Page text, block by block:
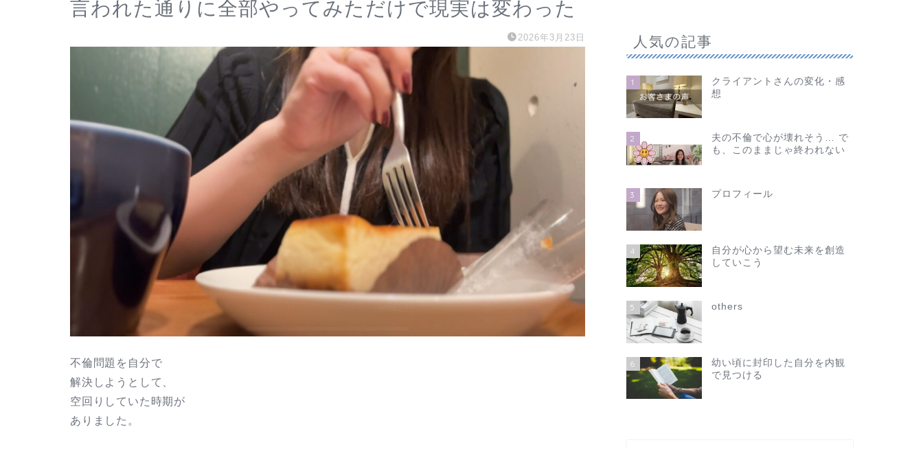
言われた通りに全部やってみただけで現実は変わった
2026年3月23日
不倫問題を自分で
解決しようとして、
空回りしていた時期が
ありました。
人気の記事
1
クライアントさんの変化・感
想
2
夫の不倫で心が壊れそう… で
も、このままじゃ終われない
3 プロフィール
4
自分が心から望む未来を創造
していこう
5 others
6
幼い頃に封印した自分を内観
で見つける